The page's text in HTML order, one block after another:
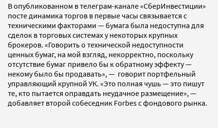
В опубликованном в телеграм-канале «СберИнвестиции»
посте динамика торгов в первые часы связывается с
техническими факторами — бумага была недоступна для
сделок в торговых системах у некоторых крупных
брокеров. «Говорить о технической недоступности
ценных бумаг, на мой взгляд, некорректно, поскольку
отсутствие бумаг привело бы к обратному эффекту —
некому было бы продавать», — говорит портфельный
управляющий крупной УК. «Это полная чушь — это пишут
те, кто пытается оправдать неудачное размещение», —
добавляет второй собеседник Forbes с фондового рынка.